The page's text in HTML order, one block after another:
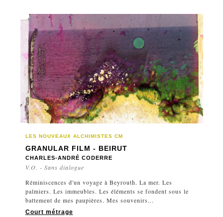
LES NOUVEAUX ALCHIMISTES CM
GRANULAR FILM - BEIRUT
CHARLES-ANDRÉ CODERRE
V.O. - Sans dialogue
Réminiscences d'un voyage à Beyrouth. La mer. Les
palmiers. Les immeubles. Les éléments se fondent sous le
battement de mes paupières. Mes souvenirs...
Court métrage